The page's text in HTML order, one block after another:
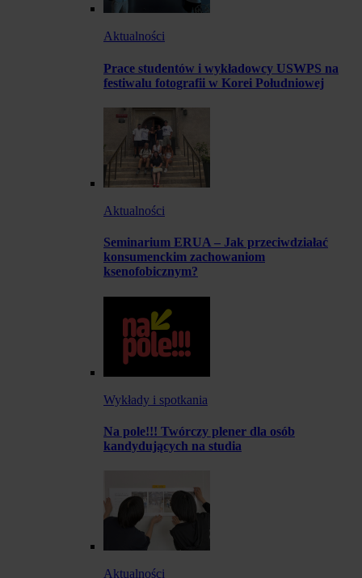
Aktualności
Prace studentów i wykładowcy USWPS na
festiwalu fotografii w Korei Południowej
Aktualności
Seminarium ERUA – Jak przeciwdziałać
konsumenckim zachowaniom
ksenofobicznym?
Wykłady i spotkania
Na pole!!! Twórczy plener dla osób
kandydujących na studia
Aktualności